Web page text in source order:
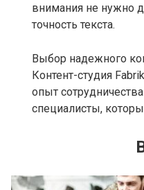
внимания не нужно
точность текста.
Выбор надежного
Контент-студия
опыт
специалисты,